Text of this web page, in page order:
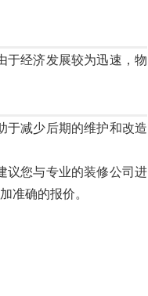
于经济发展较为迅速，物
于减少后期的维护和改造
议您与专业的装修公司进
准确的报价。